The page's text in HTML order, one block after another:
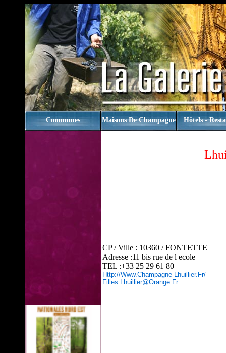
Communes Maisons De Champagne Hôtels -
CP / Ville : 10360 / FONTETTE
Adresse :11 bis rue de l ecole
TEL :+33 25 29 61 80
Http://www.champagne-Lhuillier.fr/
Filles.lhuillier@orange.fr